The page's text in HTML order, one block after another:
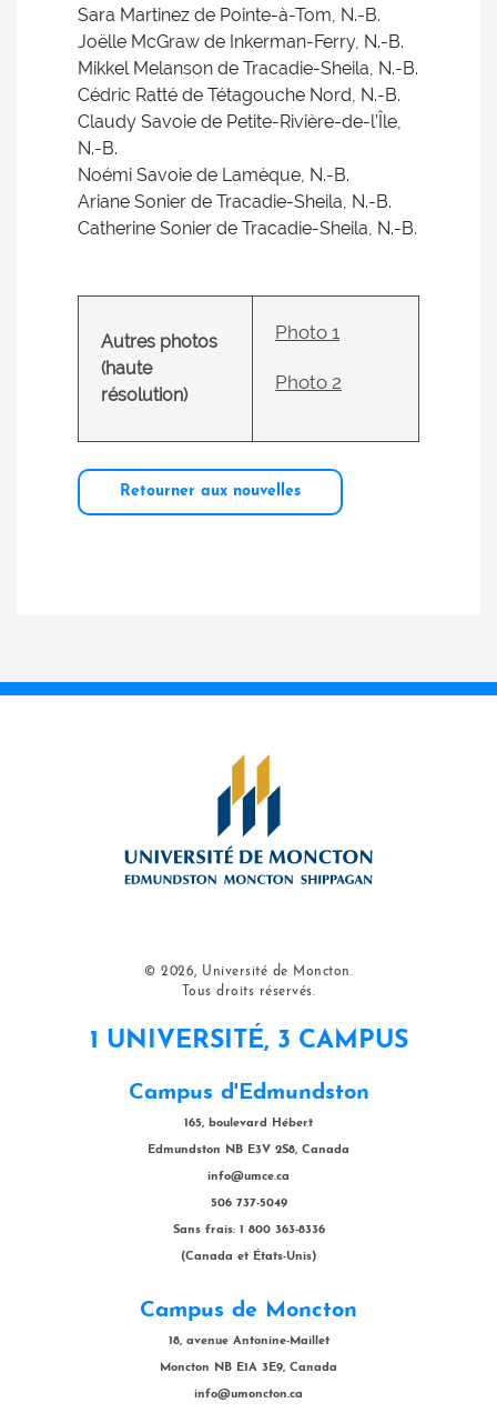
Sara Martinez de Pointe-à-Tom, N.-B.
Joëlle McGraw de Inkerman-Ferry, N.-B.
Mikkel Melanson de Tracadie-Sheila, N.-B.
Cédric Ratté de Tétagouche Nord, N.-B.
Claudy Savoie de Petite-Rivière-de-l’Île,
N.-B.
Noémi Savoie de Lamèque, N.-B.
Ariane Sonier de Tracadie-Sheila, N.-B.
Catherine Sonier de Tracadie-Sheila, N.-B.
Autres photos
(haute
résolution)
Photo 1
Photo 2
Retourner aux nouvelles
© 2026, Université de Moncton.
Tous droits réservés.
1 UNIVERSITÉ, 3 CAMPUS
Campus d'Edmundston
165, boulevard Hébert
Edmundston NB E3V 2S8, Canada
info@umce.ca
506 737-5049
Sans frais: 1 800 363-8336
(Canada et États-Unis)
Campus de Moncton
18, avenue Antonine-Maillet
Moncton NB E1A 3E9, Canada
info@umoncton.ca